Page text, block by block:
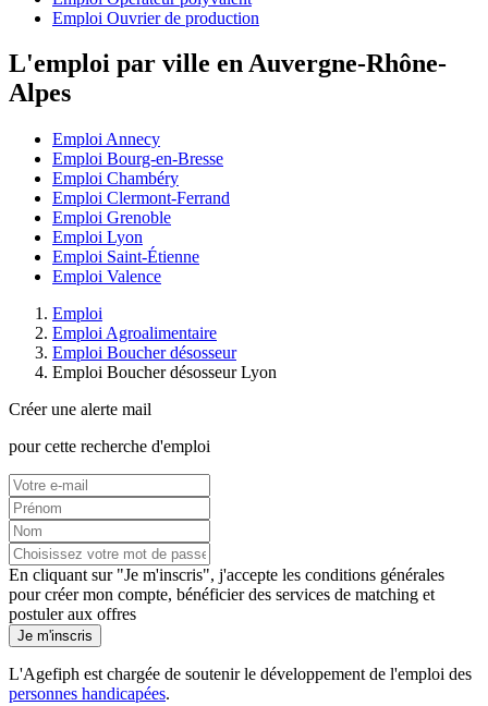
Emploi Ouvrier de production
L'emploi par ville en Auvergne-Rhône-
Alpes
Emploi Annecy
Emploi Bourg-en-Bresse
Emploi Chambéry
Emploi Clermont-Ferrand
Emploi Grenoble
Emploi Lyon
Emploi Saint-Étienne
Emploi Valence
Emploi
Emploi Agroalimentaire
Emploi Boucher désosseur
Emploi Boucher désosseur Lyon
Créer une alerte mail
pour cette recherche d'emploi
En cliquant sur "Je m'inscris", j'accepte les conditions générales
pour créer mon compte, bénéficier des services de matching et
postuler aux offres
Je m'inscris
L'Agefiph est chargée de soutenir le développement de l'emploi des
personnes handicapées.